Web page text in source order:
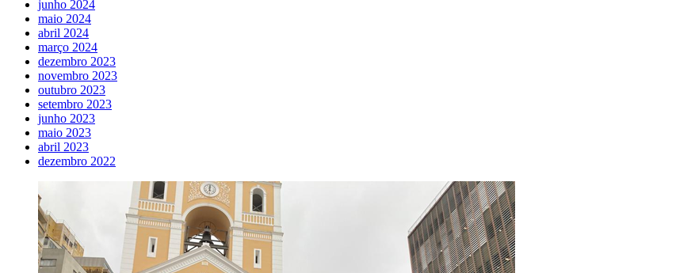
junho 2024
maio 2024
abril 2024
março 2024
dezembro 2023
novembro 2023
outubro 2023
setembro 2023
junho 2023
maio 2023
abril 2023
dezembro 2022